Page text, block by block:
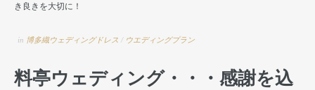
き良きを大切に！
in 博多織ウェディングドレス / ウエディングプラン
料亭ウェディング・・・感謝を込